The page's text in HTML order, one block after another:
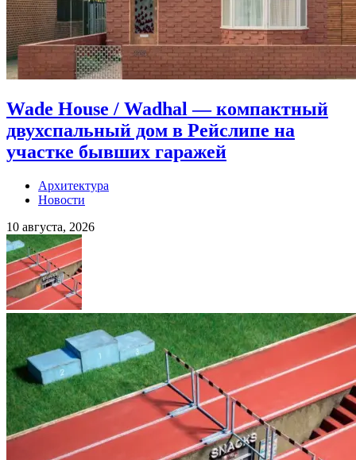
Wade House / Wadhal — компактный
двухспальный дом в Рейслипе на
участке бывших гаражей
Архитектура
Новости
10 августа, 2026